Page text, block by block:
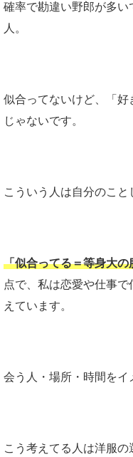
確率で勘違い野郎が多い
人。
似合ってないけど、「好
じゃないです。
こういう人は自分のこと
「似合ってる＝等身大
点で、私は恋愛や仕事
えています。
会う人・場所・時間をイ
こう考えてる人は洋服の